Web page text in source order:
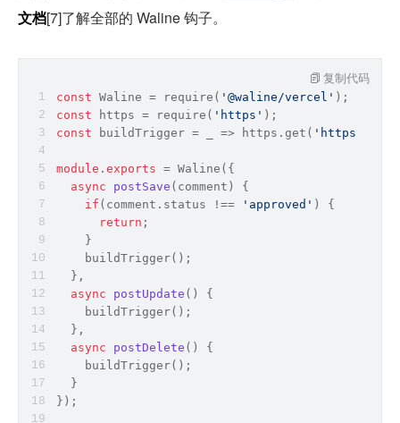
文档[7]了解全部的 Waline 钩子。
const Waline = require ( '@waline/vercel' );
const https = require ( 'https' );
const buildTrigger = => https.get( 'https://
module . exports = Waline({
async
postSave ( comment )
{
if (comment. status !== 'approved' ) {
return ;
    }
    buildTrigger();
  },
async
postUpdate ( )
{
    buildTrigger();
  },
async
postDelete ( )
{
    buildTrigger();
  }
});
复制代码